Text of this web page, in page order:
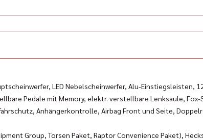
LED Nebelscheinwerfer, Alu-Einstiegsleisten,
Pedale mit Memory, elektr. verstellbare Lenksäule, Fox-
Anhängerkontrolle, Airbag Front und Seite,
Group, Torsen Paket, Raptor Convenience Paket),